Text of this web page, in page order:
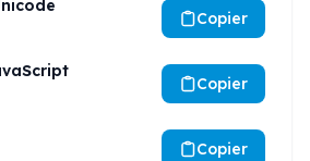
Copier
Copier
Copier